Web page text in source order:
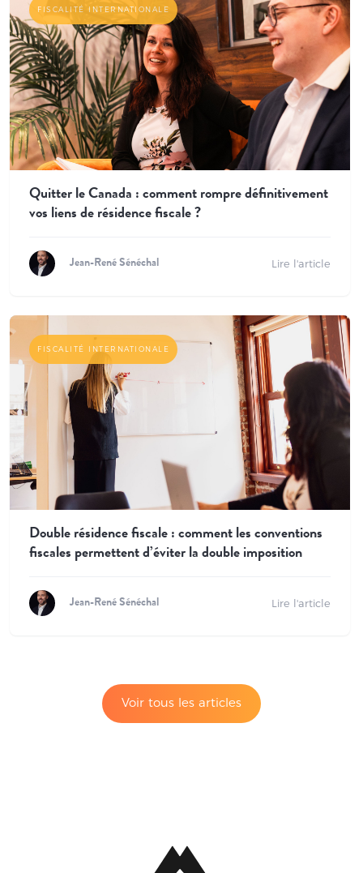
FISCALITÉ INTERNATIONALE
Quitter le Canada : comment rompre définitivement
vos liens de résidence fiscale ?
Jean-René Sénéchal Lire l'article
FISCALITÉ INTERNATIONALE
Double résidence fiscale : comment les conventions
fiscales permettent d’éviter la double imposition
Jean-René Sénéchal Lire l'article
Voir tous les articles